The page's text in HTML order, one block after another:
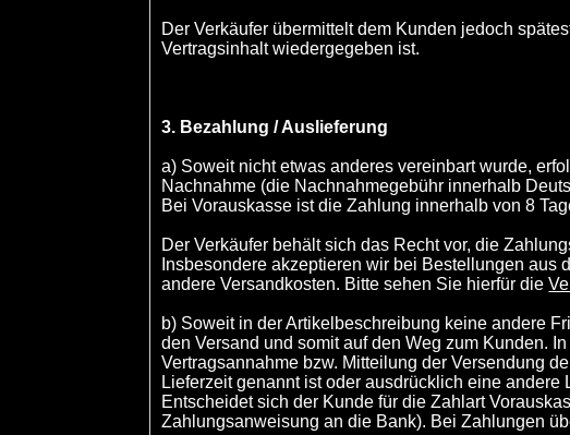
Der Verkäufer übermittelt dem Kunden jedoch
Vertragsinhalt wiedergegeben ist.
3. Bezahlung / Auslieferung
a) Soweit nicht etwas anderes vereinbart wurde,
Nachnahme (die Nachnahmegebühr innerhalb
Bei Vorauskasse ist die Zahlung innerhalb von 8
Der Verkäufer behält sich das Recht vor, die
Insbesondere akzeptieren wir bei Bestellungen
andere Versandkosten. Bitte sehen Sie hierfür die
b) Soweit in der Artikelbeschreibung keine andere
den Versand und somit auf den Weg zum Kunden.
Vertragsannahme bzw. Mitteilung der Versendung
Lieferzeit genannt ist oder ausdrücklich eine andere
Entscheidet sich der Kunde für die Zahlart
Zahlungsanweisung an die Bank). Bei Zahlungen